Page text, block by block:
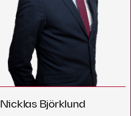
Nicklas Björklund